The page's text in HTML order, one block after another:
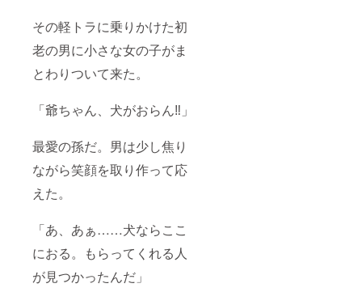
その軽トラに乗りかけた初
老の男に小さな女の子がま
とわりついて来た。
「爺ちゃん、犬がおらん‼」
最愛の孫だ。男は少し焦り
ながら笑顔を取り作って応
えた。
「あ、あぁ……犬ならここ
におる。もらってくれる人
が見つかったんだ」